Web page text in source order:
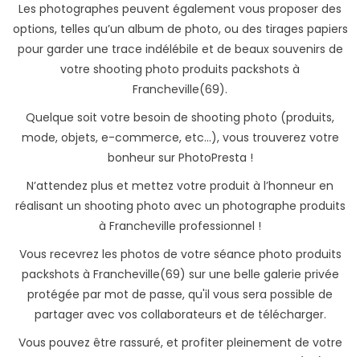
Les photographes peuvent également vous proposer des
options, telles qu’un album de photo, ou des tirages papiers
pour garder une trace indélébile et de beaux souvenirs de
votre shooting photo produits packshots à
Francheville(69).
Quelque soit votre besoin de shooting photo (produits,
mode, objets, e-commerce, etc...), vous trouverez votre
bonheur sur PhotoPresta !
N’attendez plus et mettez votre produit à l’honneur en
réalisant un shooting photo avec un photographe produits
à Francheville professionnel !
Vous recevrez les photos de votre séance photo produits
packshots à Francheville(69) sur une belle galerie privée
protégée par mot de passe, qu'il vous sera possible de
partager avec vos collaborateurs et de télécharger.
Vous pouvez être rassuré, et profiter pleinement de votre